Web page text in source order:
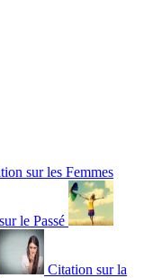
sur les Femmes
le Passé
Citation sur la